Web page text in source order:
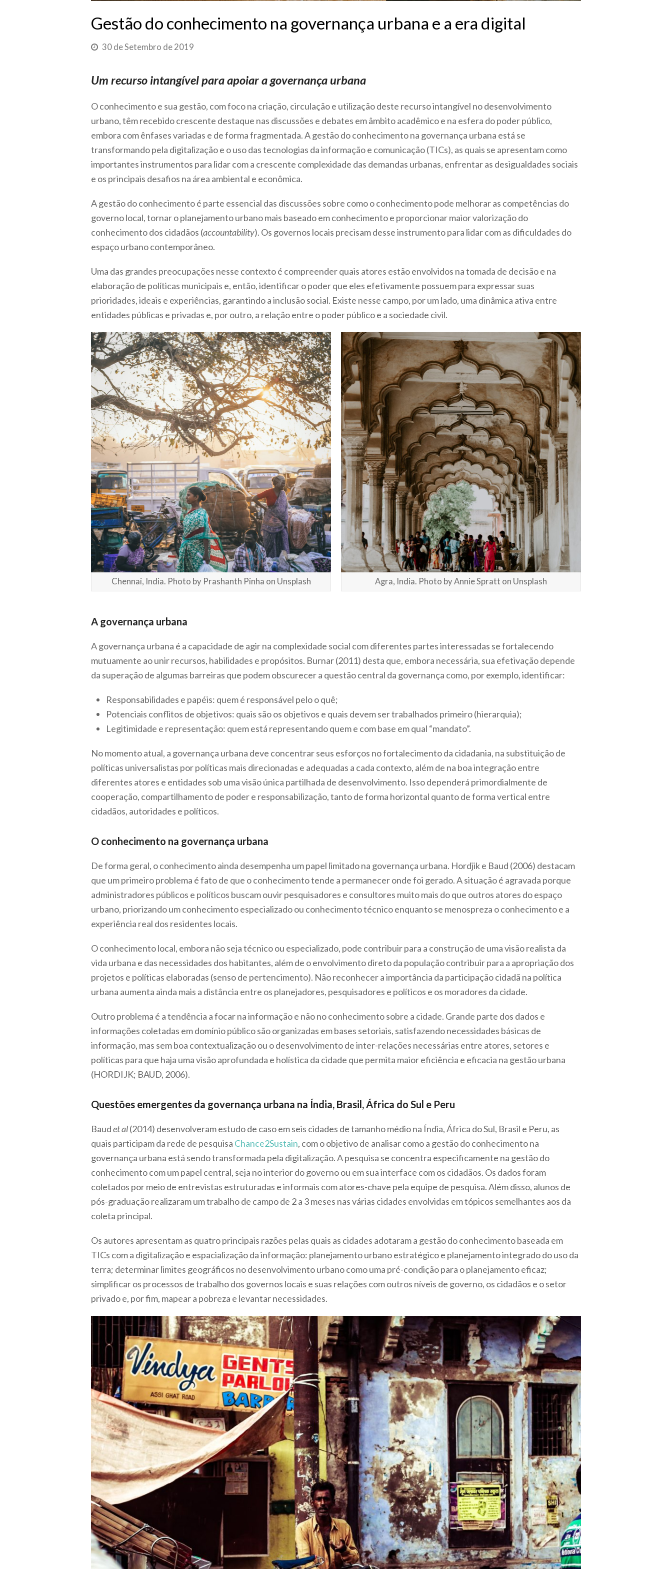
Gestão do conhecimento na governança urbana e a era digital
30 de Setembro de 2019
Um recurso intangível para apoiar a governança urbana
O conhecimento e sua gestão, com foco na criação, circulação e utilização deste recurso intangível no desenvolvimento
urbano, têm recebido crescente destaque nas discussões e debates em âmbito acadêmico e na esfera do poder público,
embora com ênfases variadas e de forma fragmentada. A gestão do conhecimento na governança urbana está se
transformando pela digitalização e o uso das tecnologias da informação e comunicação (TICs), as quais se apresentam como
importantes instrumentos para lidar com a crescente complexidade das demandas urbanas, enfrentar as desigualdades sociais
e os principais desafios na área ambiental e econômica.
A gestão do conhecimento é parte essencial das discussões sobre como o conhecimento pode melhorar as competências do
governo local, tornar o planejamento urbano mais baseado em conhecimento e proporcionar maior valorização do
conhecimento dos cidadãos (accountability). Os governos locais precisam desse instrumento para lidar com as dificuldades do
espaço urbano contemporâneo.
Uma das grandes preocupações nesse contexto é compreender quais atores estão envolvidos na tomada de decisão e na
elaboração de políticas municipais e, então, identificar o poder que eles efetivamente possuem para expressar suas
prioridades, ideais e experiências, garantindo a inclusão social. Existe nesse campo, por um lado, uma dinâmica ativa entre
entidades públicas e privadas e, por outro, a relação entre o poder público e a sociedade civil.
Chennai, India. Photo by Prashanth Pinha on Unsplash Agra, India. Photo by Annie Spratt on Unsplash
A governança urbana
A governança urbana é a capacidade de agir na complexidade social com diferentes partes interessadas se fortalecendo
mutuamente ao unir recursos, habilidades e propósitos. Burnar (2011) desta que, embora necessária, sua efetivação depende
da superação de algumas barreiras que podem obscurecer a questão central da governança como, por exemplo, identificar:
Responsabilidades e papéis: quem é responsável pelo o quê;
Potenciais conflitos de objetivos: quais são os objetivos e quais devem ser trabalhados primeiro (hierarquia);
Legitimidade e representação: quem está representando quem e com base em qual “mandato”.
No momento atual, a governança urbana deve concentrar seus esforços no fortalecimento da cidadania, na substituição de
políticas universalistas por políticas mais direcionadas e adequadas a cada contexto, além de na boa integração entre
diferentes atores e entidades sob uma visão única partilhada de desenvolvimento. Isso dependerá primordialmente de
cooperação, compartilhamento de poder e responsabilização, tanto de forma horizontal quanto de forma vertical entre
cidadãos, autoridades e políticos.
O conhecimento na governança urbana
De forma geral, o conhecimento ainda desempenha um papel limitado na governança urbana. Hordjik e Baud (2006) destacam
que um primeiro problema é fato de que o conhecimento tende a permanecer onde foi gerado. A situação é agravada porque
administradores públicos e políticos buscam ouvir pesquisadores e consultores muito mais do que outros atores do espaço
urbano, priorizando um conhecimento especializado ou conhecimento técnico enquanto se menospreza o conhecimento e a
experiência real dos residentes locais.
O conhecimento local, embora não seja técnico ou especializado, pode contribuir para a construção de uma visão realista da
vida urbana e das necessidades dos habitantes, além de o envolvimento direto da população contribuir para a apropriação dos
projetos e políticas elaboradas (senso de pertencimento). Não reconhecer a importância da participação cidadã na política
urbana aumenta ainda mais a distância entre os planejadores, pesquisadores e políticos e os moradores da cidade.
Outro problema é a tendência a focar na informação e não no conhecimento sobre a cidade. Grande parte dos dados e
informações coletadas em domínio público são organizadas em bases setoriais, satisfazendo necessidades básicas de
informação, mas sem boa contextualização ou o desenvolvimento de inter-relações necessárias entre atores, setores e
políticas para que haja uma visão aprofundada e holística da cidade que permita maior eficiência e eficacia na gestão urbana
(HORDIJK; BAUD, 2006).
Questões emergentes da governança urbana na Índia, Brasil, África do Sul e Peru
Baudet al(2014) desenvolveram estudo de caso em seis cidades de tamanho médio na Índia, África do Sul, Brasil e Peru, as
quais participam da rede de pesquisa Chance2Sustain, com o objetivo de analisar como a gestão do conhecimento na
governança urbana está sendo transformada pela digitalização. A pesquisa se concentra especificamente na gestão do
conhecimento com um papel central, seja no interior do governo ou em sua interface com os cidadãos. Os dados foram
coletados por meio de entrevistas estruturadas e informais com atores-chave pela equipe de pesquisa. Além disso, alunos de
pós-graduação realizaram um trabalho de campo de 2 a 3 meses nas várias cidades envolvidas em tópicos semelhantes aos da
coleta principal.
Os autores apresentam as quatro principais razões pelas quais as cidades adotaram a gestão do conhecimento baseada em
TICs com a digitalização e espacialização da informação: planejamento urbano estratégico e planejamento integrado do uso da
terra; determinar limites geográficos no desenvolvimento urbano como uma pré-condição para o planejamento eficaz;
simplificar os processos de trabalho dos governos locais e suas relações com outros níveis de governo, os cidadãos e o setor
privado e, por fim, mapear a pobreza e levantar necessidades.